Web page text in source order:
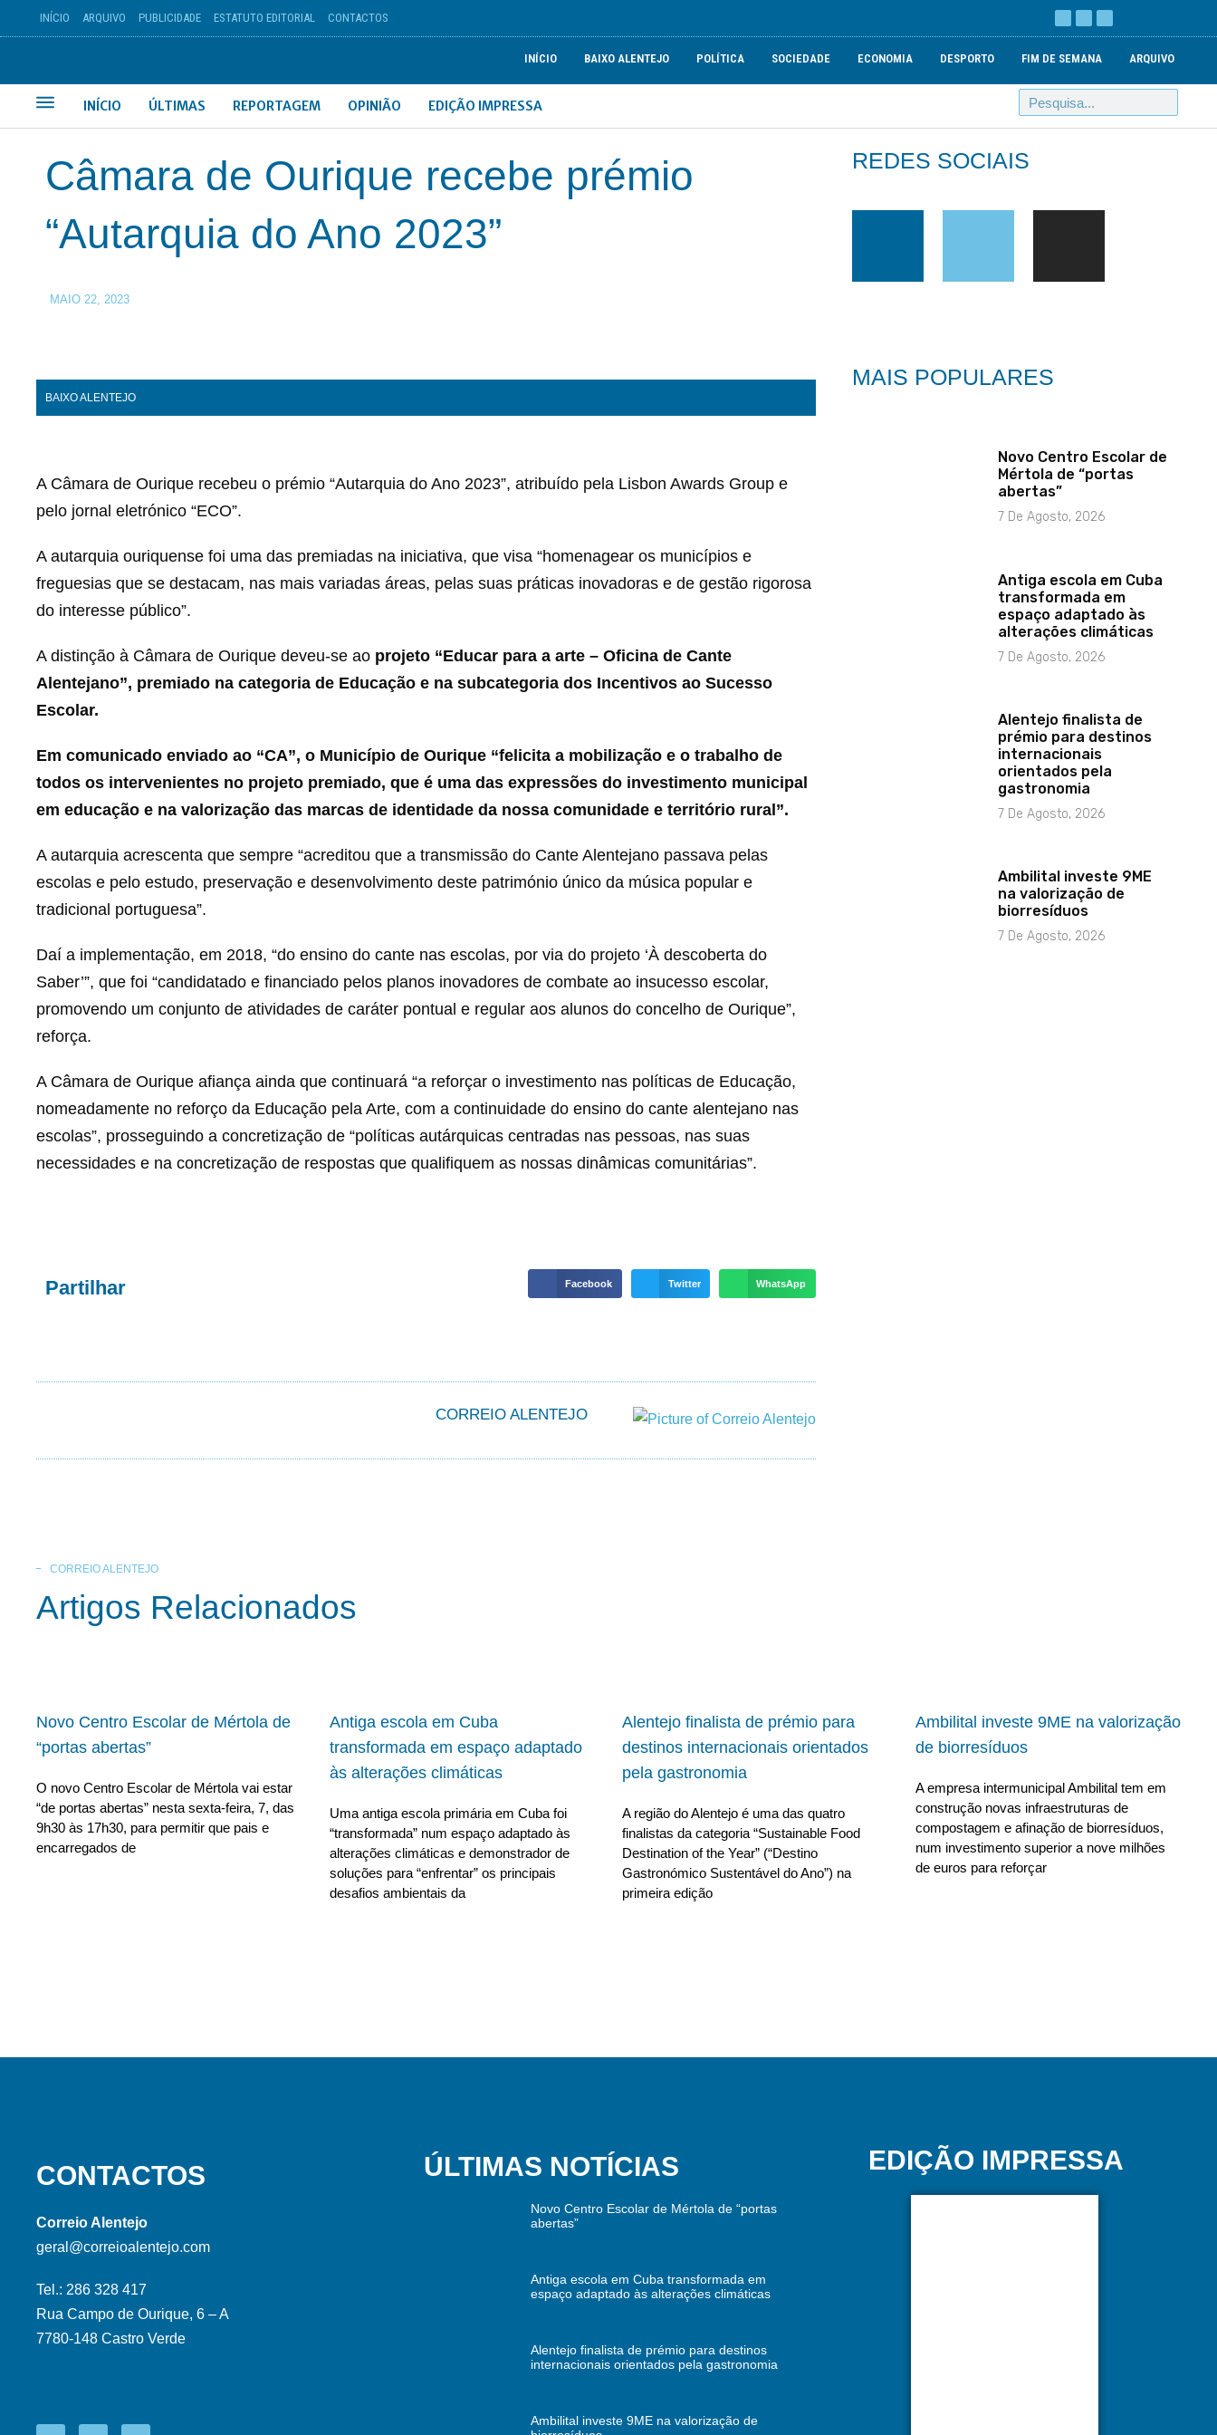
INÍCIO ARQUIVO PUBLICIDADE ESTATUTO EDITORIAL CONTACTOS
INÍCIO BAIXO ALENTEJO POLÍTICA SOCIEDADE ECONOMIA DESPORTO FIM DE SEMANA ARQUIVO
INÍCIO ÚLTIMAS REPORTAGEM OPINIÃO EDIÇÃO IMPRESSA
Câmara de Ourique recebe prémio
“Autarquia do Ano 2023”
MAIO 22, 2023
BAIXO ALENTEJO
A Câmara de Ourique recebeu o prémio “Autarquia do Ano 2023”, atribuído pela Lisbon Awards Group e
pelo jornal eletrónico “ECO”.
A autarquia ouriquense foi uma das premiadas na iniciativa, que visa “homenagear os municípios e
freguesias que se destacam, nas mais variadas áreas, pelas suas práticas inovadoras e de gestão rigorosa
do interesse público”.
A distinção à Câmara de Ourique deveu-se ao projeto “Educar para a arte – Oficina de Cante
Alentejano”, premiado na categoria de Educação e na subcategoria dos Incentivos ao Sucesso
Escolar.
Em comunicado enviado ao “CA”, o Município de Ourique “felicita a mobilização e o trabalho de
todos os intervenientes no projeto premiado, que é uma das expressões do investimento municipal
em educação e na valorização das marcas de identidade da nossa comunidade e território rural”.
A autarquia acrescenta que sempre “acreditou que a transmissão do Cante Alentejano passava pelas
escolas e pelo estudo, preservação e desenvolvimento deste património único da música popular e
tradicional portuguesa”.
Daí a implementação, em 2018, “do ensino do cante nas escolas, por via do projeto ‘À descoberta do
Saber’”, que foi “candidatado e financiado pelos planos inovadores de combate ao insucesso escolar,
promovendo um conjunto de atividades de caráter pontual e regular aos alunos do concelho de Ourique”,
reforça.
A Câmara de Ourique afiança ainda que continuará “a reforçar o investimento nas políticas de Educação,
nomeadamente no reforço da Educação pela Arte, com a continuidade do ensino do cante alentejano nas
escolas”, prosseguindo a concretização de “políticas autárquicas centradas nas pessoas, nas suas
necessidades e na concretização de respostas que qualifiquem as nossas dinâmicas comunitárias”.
Partilhar Facebook Twitter WhatsApp
CORREIO ALENTEJO
REDES SOCIAIS
MAIS POPULARES
Novo Centro Escolar de
Mértola de “portas
abertas”
7 De Agosto, 2026
Antiga escola em Cuba
transformada em
espaço adaptado às
alterações climáticas
7 De Agosto, 2026
Alentejo finalista de
prémio para destinos
internacionais
orientados pela
gastronomia
7 De Agosto, 2026
Ambilital investe 9ME
na valorização de
biorresíduos
7 De Agosto, 2026
CORREIO ALENTEJO
Artigos Relacionados
Novo Centro Escolar de Mértola de
“portas abertas”
O novo Centro Escolar de Mértola vai estar
“de portas abertas” nesta sexta-feira, 7, das
9h30 às 17h30, para permitir que pais e
encarregados de
Antiga escola em Cuba
transformada em espaço adaptado
às alterações climáticas
Uma antiga escola primária em Cuba foi
“transformada” num espaço adaptado às
alterações climáticas e demonstrador de
soluções para “enfrentar” os principais
desafios ambientais da
Alentejo finalista de prémio para
destinos internacionais orientados
pela gastronomia
A região do Alentejo é uma das quatro
finalistas da categoria “Sustainable Food
Destination of the Year” (“Destino
Gastronómico Sustentável do Ano”) na
primeira edição
Ambilital investe 9ME na valorização
de biorresíduos
A empresa intermunicipal Ambilital tem em
construção novas infraestruturas de
compostagem e afinação de biorresíduos,
num investimento superior a nove milhões
de euros para reforçar
CONTACTOS
Correio Alentejo
geral@correioalentejo.com
Tel.: 286 328 417
Rua Campo de Ourique, 6 – A
7780-148 Castro Verde
ÚLTIMAS NOTÍCIAS
Novo Centro Escolar de Mértola de “portas
abertas”
Antiga escola em Cuba transformada em
espaço adaptado às alterações climáticas
Alentejo finalista de prémio para destinos
internacionais orientados pela gastronomia
Ambilital investe 9ME na valorização de
EDIÇÃO IMPRESSA